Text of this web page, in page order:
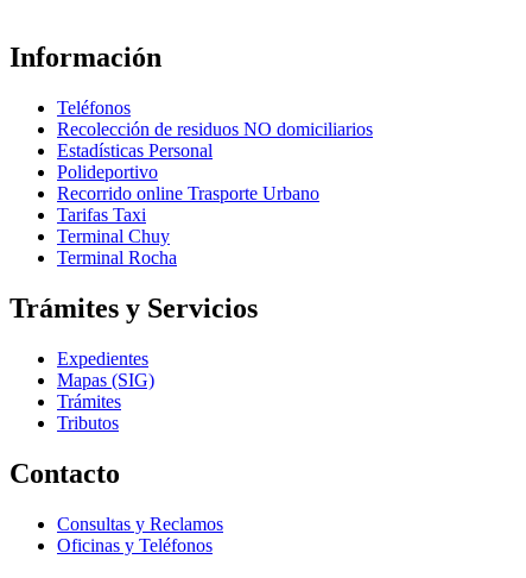
Información
Teléfonos
Recolección de residuos NO domiciliarios
Estadísticas Personal
Polideportivo
Recorrido online Trasporte Urbano
Tarifas Taxi
Terminal Chuy
Terminal Rocha
Trámites y Servicios
Expedientes
Mapas (SIG)
Trámites
Tributos
Contacto
Consultas y Reclamos
Oficinas y Teléfonos